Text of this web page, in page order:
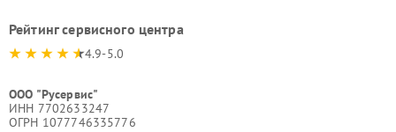
Рейтинг сервисного центра
4.9-5.0
ООО "Русервис"
ИНН 7702633247
ОГРН 1077746335776